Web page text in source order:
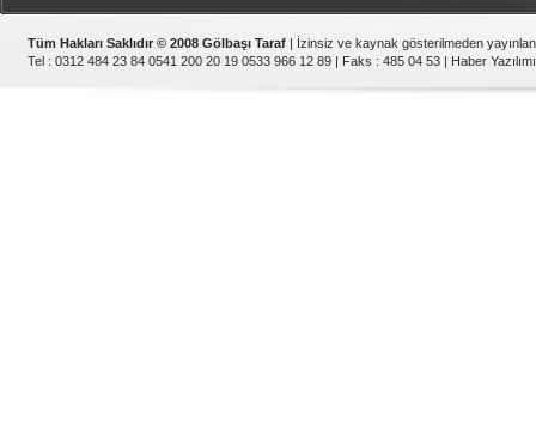
Tüm Hakları Saklıdır © 2008 Gölbaşı Taraf | İzinsiz ve kaynak gösterilmeden
Tel : 0312 484 23 84 0541 200 20 19 0533 966 12 89 | Faks : 485 04 53 | Haber Yazılımı